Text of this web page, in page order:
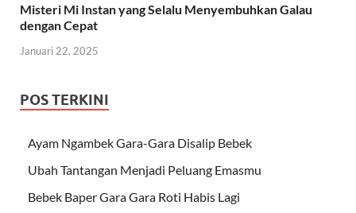
Misteri Mi Instan yang Selalu Menyembuhkan Galau
dengan Cepat
Januari 22, 2025
POS TERKINI
Ayam Ngambek Gara-Gara Disalip Bebek
Ubah Tantangan Menjadi Peluang Emasmu
Bebek Baper Gara Gara Roti Habis Lagi